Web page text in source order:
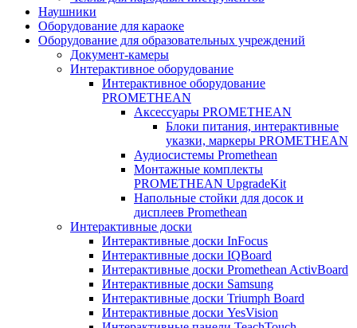
Наушники
Оборудование для караоке
Оборудование для образовательных учреждений
Документ-камеры
Интерактивное оборудование
Интерактивное оборудование
PROMETHEAN
Аксессуары PROMETHEAN
Блоки питания, интерактивные
указки, маркеры PROMETHEAN
Аудиосистемы Promethean
Монтажные комплекты
PROMETHEAN UpgradeKit
Напольные стойки для досок и
дисплеев Promethean
Интерактивные доски
Интерактивные доски InFocus
Интерактивные доски IQBoard
Интерактивные доски Promethean ActivBoard
Интерактивные доски Samsung
Интерактивные доски Triumph Board
Интерактивные доски YesVision